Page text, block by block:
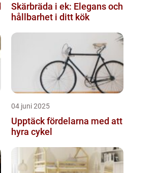
Skärbräda i ek: Elegans och
hållbarhet i ditt kök
04 juni 2025
Upptäck fördelarna med att
hyra cykel